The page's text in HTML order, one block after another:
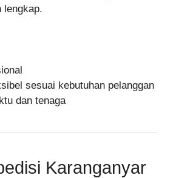
lengkap.
sesuai kebutuhan pelanggan
dan tenaga
Karanganyar